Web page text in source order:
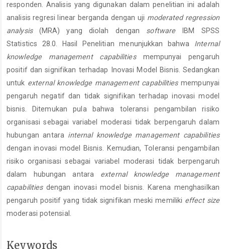
responden. Analisis yang digunakan dalam penelitian ini adalah
analisis regresi linear berganda dengan uji moderated regression
analysis(MRA) yang diolah dengan softwareIBM SPSS
Statistics 28.0. Hasil Penelitian menunjukkan bahwa Internal
knowledge management capabilities mempunyai pengaruh
positif dan signifikan terhadap Inovasi Model Bisnis. Sedangkan
untuk external knowledge management capabilitiesmempunyai
pengaruh negatif dan tidak signifikan terhadap inovasi model
bisnis. Ditemukan pula bahwa toleransi pengambilan risiko
organisasi sebagai variabel moderasi tidak berpengaruh dalam
hubungan antara internal knowledge management capabilities
dengan inovasi model Bisnis. Kemudian, Toleransi pengambilan
risiko organisasi sebagai variabel moderasi tidak berpengaruh
dalam hubungan antara external knowledge management
capabilitiesdengan inovasi model bisnis. Karena menghasilkan
pengaruh positif yang tidak signifikan meski memiliki effect size
moderasi potensial.
Keywords